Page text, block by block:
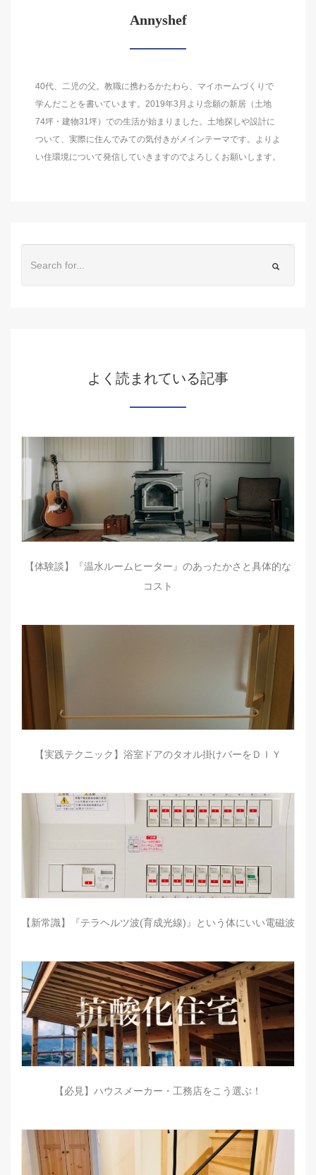
Annyshef
40代、二児の父。教職に携わるかたわら、マイホームづくりで
学んだことを書いています。2019年3月より念願の新居（土地
74坪・建物31坪）での生活が始まりました。土地探しや設計に
ついて、実際に住んでみての気付きがメインテーマです。よりよ
い住環境について発信していきますのでよろしくお願いします。
よく読まれている記事
【体験談】『温水ルームヒーター』のあったかさと具体的な
コスト
【実践テクニック】浴室ドアのタオル掛けバーをＤＩＹ
【新常識】『テラヘルツ波(育成光線)』という体にいい電磁波
【必見】ハウスメーカー・工務店をこう選ぶ！